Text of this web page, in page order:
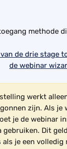
methode
werkt
zijn. Als je
je de webinar
gebruiken. Dit
je een volledig